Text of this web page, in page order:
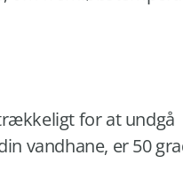
for at undgå
vandhane, er 50